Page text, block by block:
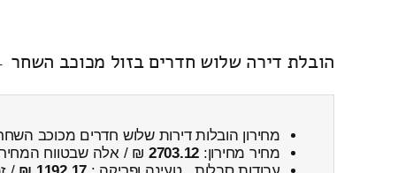
הובלת דירה שלוש חדרים בזול מכוכב השחר
מחירון הובלות דירות שלוש חדרים מכוכב
מחיר מחירון: 2703.12 ₪ / אלה שבטווח